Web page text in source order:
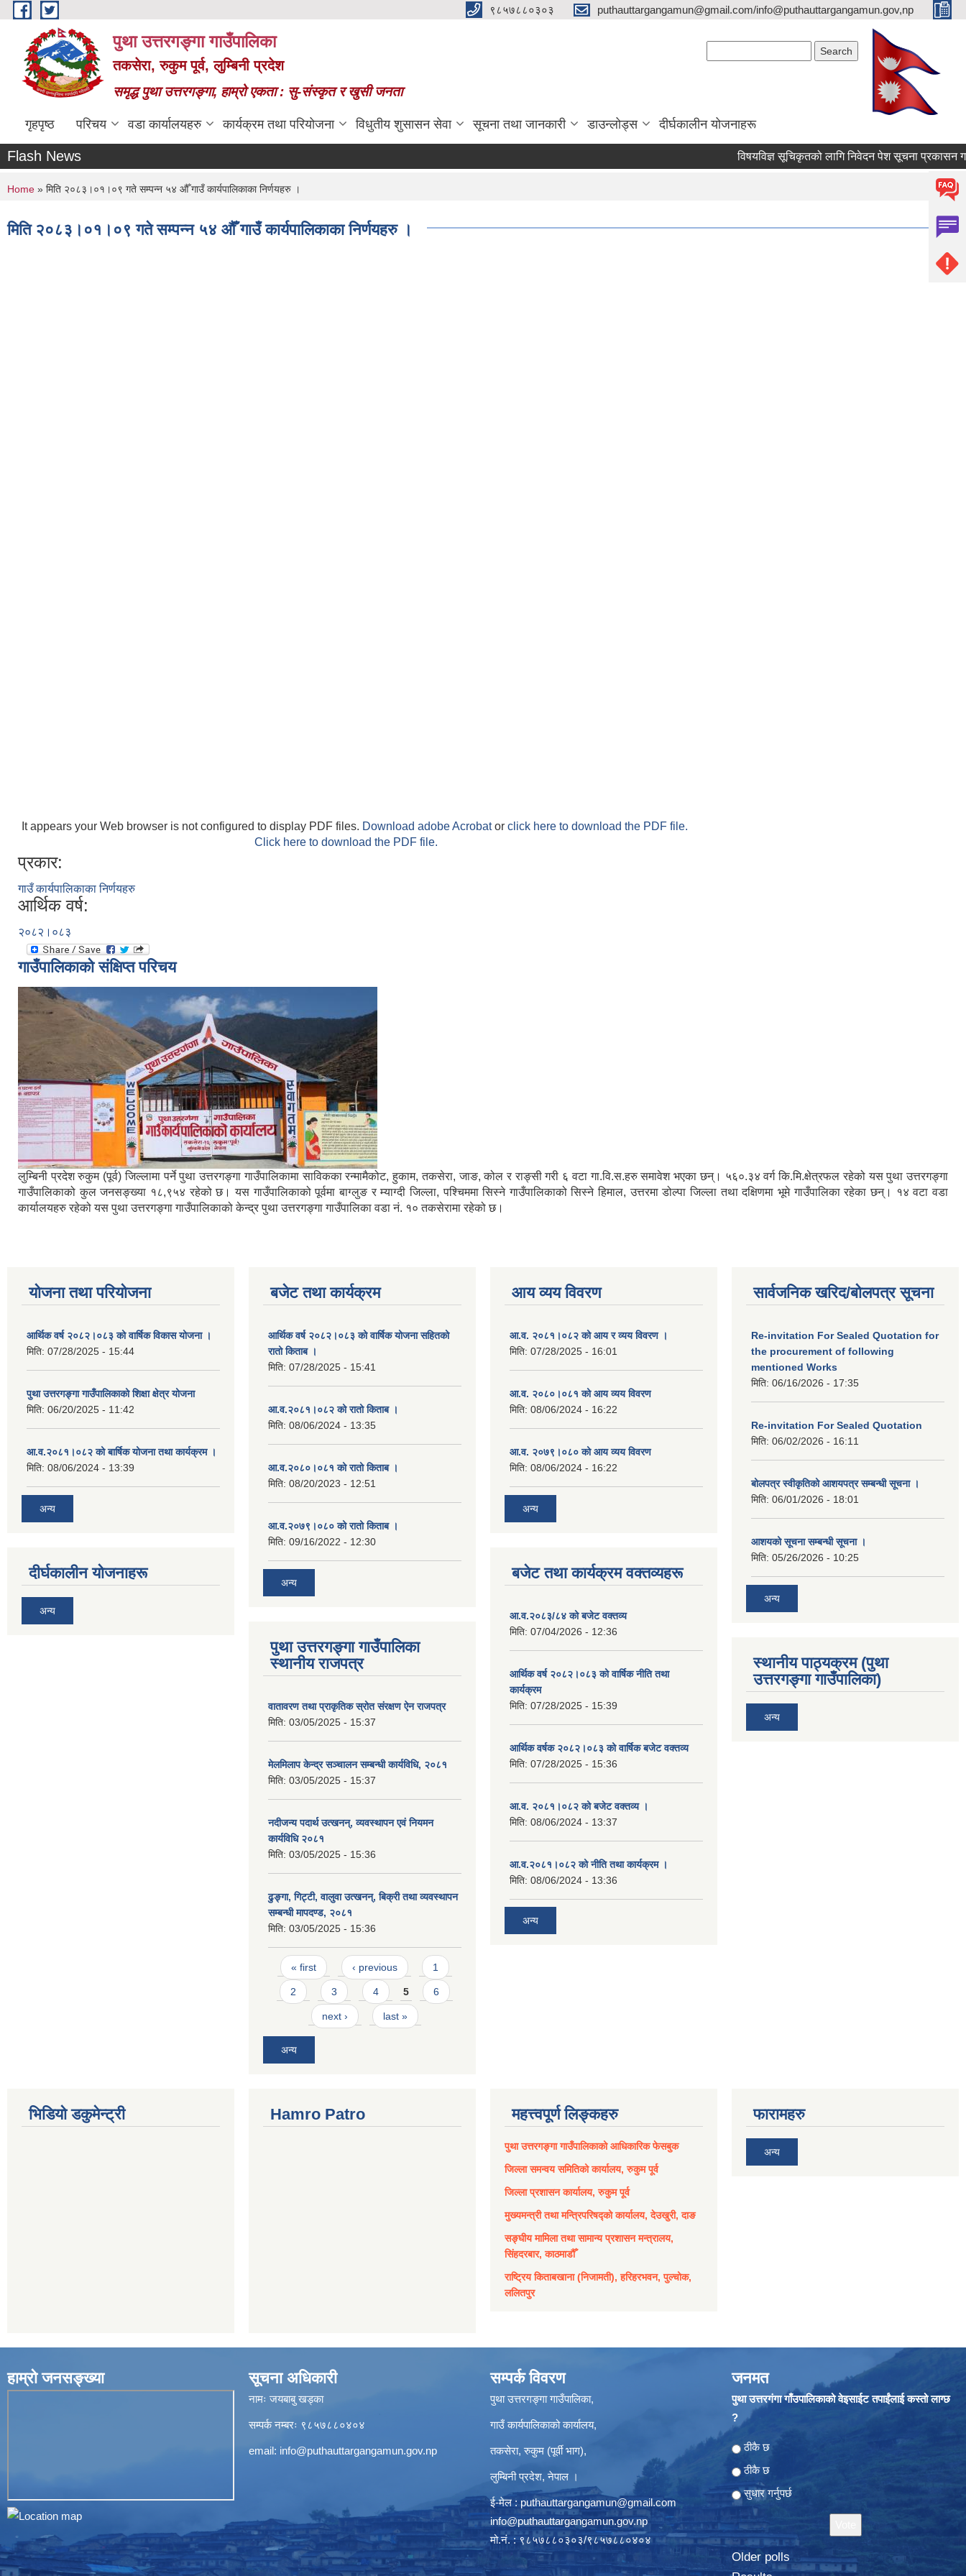
Skip to main content ९८५७८८०३०३ puthauttargangamun@gmail.com/info@puthauttargangamun.gov,np
पुथा उत्तरगङ्गा गाउँपालिका
तकसेरा, रुकुम पूर्व, लुम्बिनी प्रदेश
समृद्ध पुथा उत्तरगङ्गा, हाम्रो एकता : सु-संस्कृत र खुसी जनता
गृहपृष्ठ परिचय वडा कार्यालयहरु कार्यक्रम तथा परियोजना विधुतीय शुसासन सेवा सूचना तथा जानकारी डाउन्लोड्स दीर्घकालीन योजनाहरू
Flash News विषयविज्ञ सूचिकृतको लागि निवेदन पेश सूचना प्रकासन गरिएको
You are here
Home » मिति २०८३।०१।०९ गते सम्पन्न ५४ औँ गाउँ कार्यपालिकाका निर्णयहरु ।
मिति २०८३।०१।०९ गते सम्पन्न ५४ औँ गाउँ कार्यपालिकाका निर्णयहरु ।
It appears your Web browser is not configured to display PDF files. Download adobe Acrobator click here to download the PDF file.
Click here to download the PDF file.
प्रकार:
गाउँ कार्यपालिकाका निर्णयहरु
आर्थिक वर्ष:
२०८२।०८३
गाउँपालिकाको संक्षिप्त परिचय
लुम्बिनी प्रदेश रुकुम (पूर्व) जिल्लामा पर्ने पुथा उत्तरगङ्गा गाउँपालिकामा साविकका रन्मामैकोट, हुकाम, तकसेरा, जाङ, कोल र राङ्सी गरी ६ वटा गा.वि.स.हरु समावेश भएका छन्। ५६०.३४ वर्ग कि.मि.क्षेत्रफल रहेको यस पुथा उत्तरगङ्गा
गाउँपालिकाको कुल जनसङ्ख्या १८,९५४ रहेको छ। यस गाउँपालिकाको पूर्वमा बाग्लुङ र म्याग्दी जिल्ला, पश्चिममा सिस्ने गाउँपालिकाको सिस्ने हिमाल, उत्तरमा डोल्पा जिल्ला तथा दक्षिणमा भूमे गाउँपालिका रहेका छन्। १४ वटा वडा
कार्यालयहरु रहेको यस पुथा उत्तरगङ्गा गाउँपालिकाको केन्द्र पुथा उत्तरगङ्गा गाउँपालिका वडा नं. १० तकसेरामा रहेको छ।
योजना तथा परियोजना
आर्थिक वर्ष २०८२।०८३ को वार्षिक विकास योजना ।
मिति: 07/28/2025 - 15:44
पुथा उत्तरगङ्गा गाउँपालिकाको शिक्षा क्षेत्र योजना
मिति: 06/20/2025 - 11:42
आ.व.२०८१।०८२ को बार्षिक योजना तथा कार्यक्रम ।
मिति: 08/06/2024 - 13:39
अन्य
दीर्घकालीन योजनाहरू
अन्य
बजेट तथा कार्यक्रम
आर्थिक वर्ष २०८२।०८३ को वार्षिक योजना सहितको
रातो किताब ।
मिति: 07/28/2025 - 15:41
आ.व.२०८१।०८२ को रातो किताब ।
मिति: 08/06/2024 - 13:35
आ.व.२०८०।०८१ को रातो किताब ।
मिति: 08/20/2023 - 12:51
आ.व.२०७९।०८० को रातो किताब ।
मिति: 09/16/2022 - 12:30
अन्य
पुथा उत्तरगङ्गा गाउँपालिका
स्थानीय राजपत्र
वातावरण तथा प्राकृतिक स्रोत संरक्षण ऐन राजपत्र
मिति: 03/05/2025 - 15:37
मेलमिलाप केन्द्र सञ्चालन सम्बन्धी कार्यविधि, २०८१
मिति: 03/05/2025 - 15:37
नदीजन्य पदार्थ उत्खनन्, व्यवस्थापन एवं नियमन
कार्यविधि २०८१
मिति: 03/05/2025 - 15:36
ढुङ्गा, गिट्टी, वालुवा उत्खनन्, बिक्री तथा व्यवस्थापन
सम्बन्धी मापदण्ड, २०८१
मिति: 03/05/2025 - 15:36
Pages
« first ‹ previous 1
2 3 4 5 6
next › last »
अन्य
आय व्यय विवरण
आ.व. २०८१।०८२ को आय र व्यय विवरण ।
मिति: 07/28/2025 - 16:01
आ.व. २०८०।०८१ को आय व्यय विवरण
मिति: 08/06/2024 - 16:22
आ.व. २०७९।०८० को आय व्यय विवरण
मिति: 08/06/2024 - 16:22
अन्य
बजेट तथा कार्यक्रम वक्तव्यहरू
आ.व.२०८३/८४ को बजेट वक्तव्य
मिति: 07/04/2026 - 12:36
आर्थिक वर्ष २०८२।०८३ को वार्षिक नीति तथा
कार्यक्रम
मिति: 07/28/2025 - 15:39
आर्थिक वर्षक २०८२।०८३ को वार्षिक बजेट वक्तव्य
मिति: 07/28/2025 - 15:36
आ.व. २०८१।०८२ को बजेट वक्तव्य ।
मिति: 08/06/2024 - 13:37
आ.व.२०८१।०८२ को नीति तथा कार्यक्रम ।
मिति: 08/06/2024 - 13:36
अन्य
सार्वजनिक खरिद/बोलपत्र सूचना
Re-invitation For Sealed Quotation for
the procurement of following
mentioned Works
मिति: 06/16/2026 - 17:35
Re-invitation For Sealed Quotation
मिति: 06/02/2026 - 16:11
बोलपत्र स्वीकृतिको आशयपत्र सम्बन्धी सूचना ।
मिति: 06/01/2026 - 18:01
आशयको सूचना सम्बन्धी सूचना ।
मिति: 05/26/2026 - 10:25
अन्य
स्थानीय पाठ्यक्रम (पुथा
उत्तरगङ्गा गाउँपालिका)
अन्य
भिडियो डकुमेन्ट्री Hamro Patro महत्त्वपूर्ण लिङ्कहरु
पुथा उत्तरगङ्गा गाउँपालिकाको आधिकारिक फेसबुक
जिल्ला समन्वय समितिको कार्यालय, रुकुम पूर्व
जिल्ला प्रशासन कार्यालय, रुकुम पूर्व
मुख्यमन्त्री तथा मन्त्रिपरिषद्को कार्यालय, देउखुरी, दाङ
सङ्घीय मामिला तथा सामान्य प्रशासन मन्त्रालय,
सिंहदरबार, काठमाडौँ
राष्ट्रिय किताबखाना (निजामती), हरिहरभवन, पुल्चोक,
ललितपुर
फारामहरु
अन्य
हाम्रो जनसङ्ख्या सूचना अधिकारी
नामः जयबाबु खड्का
सम्पर्क नम्बरः ९८५७८८०४०४
email: info@puthauttargangamun.gov.np
सम्पर्क विवरण
पुथा उत्तरगङ्गा गाउँपालिका,
गाउँ कार्यपालिकाको कार्यालय,
तकसेरा, रुकुम (पूर्वी भाग),
लुम्बिनी प्रदेश, नेपाल ।
ई-मेल : puthauttargangamun@gmail.com
info@puthauttargangamun.gov.np
मो.नं. : ९८५७८८०३०३/९८५७८८०४०४
जनमत
पुथा उत्तरगंगा गाँउपालिकाको वेइसाईट तपाईंलाई कस्तो लाग्छ
?
Choices
ठीकै छ
ठीकै छ
सुधार गर्नुपर्छ
Older polls